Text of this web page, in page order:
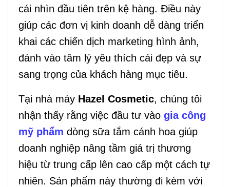
cái nhìn đầu tiên trên kệ hàng. Điều này
giúp các đơn vị kinh doanh dễ dàng triển
khai các chiến dịch marketing hình ảnh,
đánh vào tâm lý yêu thích cái đẹp và sự
sang trọng của khách hàng mục tiêu.
Tại nhà máy Hazel Cosmetic, chúng tôi
nhận thấy rằng việc đầu tư vào gia công
mỹ phẩm dòng sữa tắm cánh hoa giúp
doanh nghiệp nâng tầm giá trị thương
hiệu từ trung cấp lên cao cấp một cách tự
nhiên. Sản phẩm này thường đi kèm với